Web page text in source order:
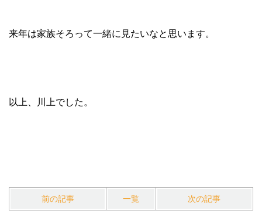
来年は家族そろって一緒に見たいなと思います。
以上、川上でした。
前の記事 一覧 次の記事